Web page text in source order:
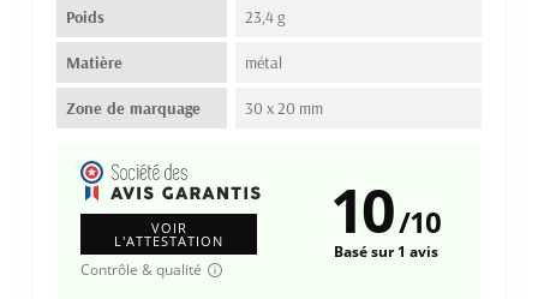
Poids 23,4 g
Matière métal
Zone de marquage 30 x 20 mm
VOIR
L'ATTESTATION
Contrôle & qualité
10/10
Basé sur 1 avis